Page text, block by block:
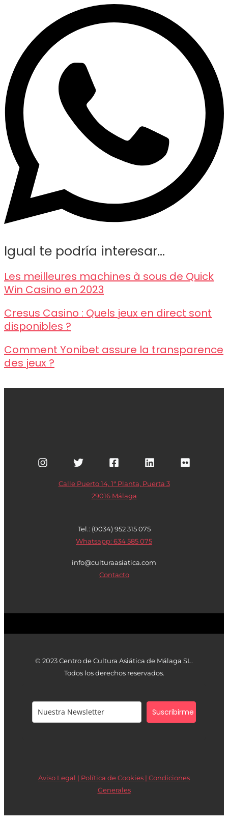
Igual te podría interesar...
Les meilleures machines à sous de Quick
Win Casino en 2023
Cresus Casino : Quels jeux en direct sont
disponibles ?
Comment Yonibet assure la transparence
des jeux ?
Calle Puerto 14, 1ª Planta, Puerta 3
29016 Málaga
Tel.: (0034) 952 315 075
Whatsapp: 634 585 075
info@culturaasiatica.com
Contacto
© 2023 Centro de Cultura Asiática de Málaga SL.
Todos los derechos reservados.
Suscribirme
Aviso Legal | Política de Cookies | Condiciones
Generales